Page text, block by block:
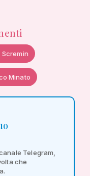
Scremin
Minato
Telegram,
che